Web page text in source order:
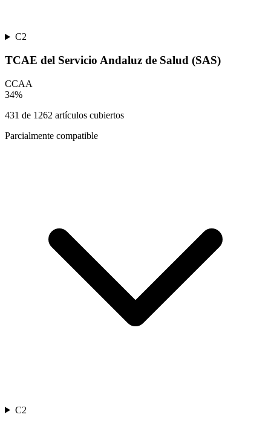
C2
TCAE del Servicio Andaluz de Salud (SAS)
CCAA
34%
431 de 1262 artículos cubiertos
Parcialmente compatible
C2